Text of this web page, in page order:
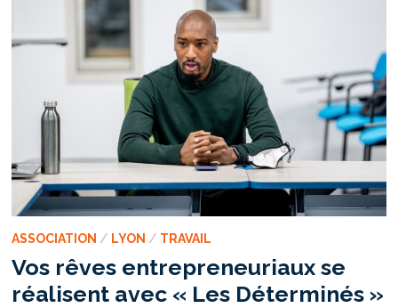
ASSOCIATION / LYON / TRAVAIL
Vos rêves entrepreneuriaux se
réalisent avec « Les Déterminés »